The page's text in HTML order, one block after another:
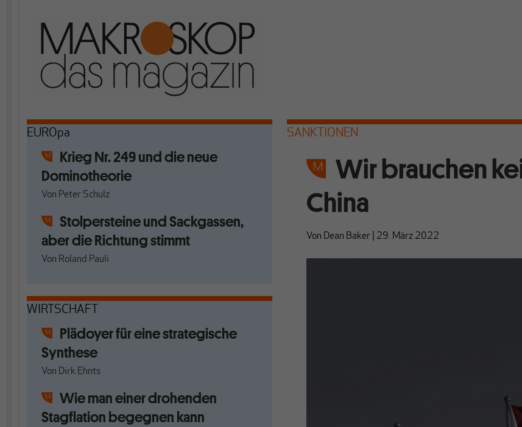
EUROpa
Krieg Nr. 249 und die neue
Dominotheorie
Von Peter Schulz
Stolpersteine und Sackgassen,
aber die Richtung stimmt
Von Roland Pauli
WIRTSCHAFT
Plädoyer für eine strategische
Synthese
Von Dirk Ehnts
Wie man einer drohenden
Stagflation begegnen kann
SANKTIONEN
Wir brauchen
China
Von Dean Baker 29. März 2022